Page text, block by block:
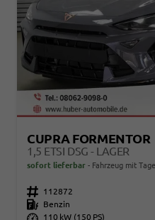
CUPRA FORMENTOR
1,5 ETSI DSG - LAGER
sofort lieferbar Fahrzeug mit
Fahrzeugnr. 112872
Kraftstoff
Benzin
Leistung
110 kW (150 PS)